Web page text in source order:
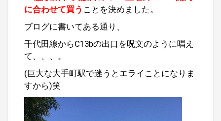
に合わせて買う ことを決めました。
ブログに書いてある通り、
千代田線からC13bの出口を呪文のように唱え
て、、、。
(巨大な大手町駅で迷うとエライことになりま
すから)笑